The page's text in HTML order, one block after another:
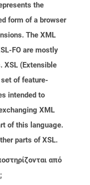
the
form of a browser
The XML
FO are mostly
XSL (Extensible
of feature-
intended to
XML
of this language.
parts of XSL.
από